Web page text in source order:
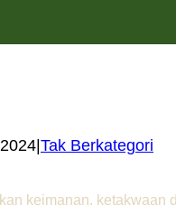
|Tak Berkategori
keimanan,